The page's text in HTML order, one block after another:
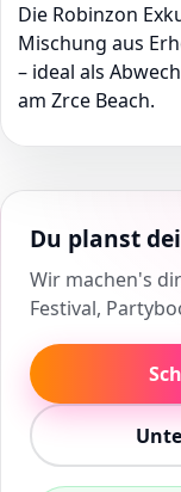
Die Robinzon
Mischung aus
– ideal als
am Zrce Beach.
Du planst
Wir machen's
Festival,